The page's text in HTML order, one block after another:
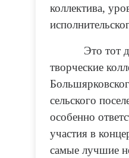
коллектива,
Это тот
творческие
сельского
особенно
участия в
самые лучшие